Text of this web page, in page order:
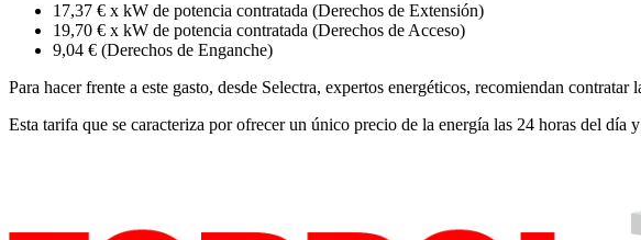
17,37 € x kW de potencia contratada (Derechos de Extensión)
19,70 € x kW de potencia contratada (Derechos de Acceso)
9,04 € (Derechos de Enganche)
Para hacer frente a este gasto, desde Selectra, expertos energéticos, recomiendan contratar
Esta tarifa que se caracteriza por ofrecer un único precio de la energía las 24 horas del